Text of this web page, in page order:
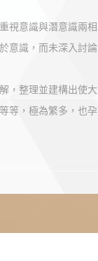
視意識與潛意識兩相
意識，而未深入討論
整理並建構出使
等，極為繁多，也